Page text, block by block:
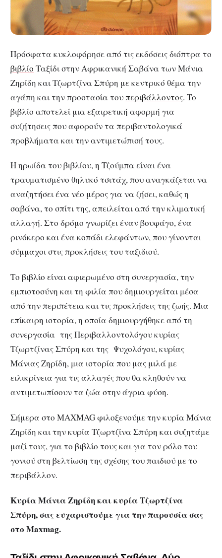
τη
φύση.”
Πρόσφατα κυκλοφόρησε από τις εκδόσεις διόπτρα το
βιβλίο Ταξίδι στην Αφρικανική Σαβάνα των Μάνια
Ζηρίδη και Τζωρτζίνα Σπύρη με κεντρικό θέμα την
αγάπη και την προστασία τουπεριβάλλοντος. Το
βιβλίο αποτελεί μια εξαιρετική αφορμή για
συζήτησεις που αφορούν τα περιβαντολογικά
προβλήματα και την αντιμετώπισή τους.
Η ηρωίδα του βιβλίου, η Τζούμπα είναι ένα
τραυματισμένο θηλυκό τσιτάχ, που αναγκάζεται να
αναζητήσει ένα νέο μέρος για να ζήσει, καθώς η
σαβάνα, το σπίτι της, απειλείται από την κλιματική
αλλαγή. Στο δρόμο γνωρίζει έναν βουφάγο, ένα
ρινόκερο και ένα κοπάδι ελεφάντων, που γίνονται
σύμμαχοι στις προκλήσεις του ταξιδιού.
Το βιβλίο είναι αφιερωμένο στη συνεργασία, την
εμπιστοσύνη και τη φιλία που δημιουργείται μέσα
από την περιπέτεια και τις προκλήσεις της ζωής. Μια
επίκαιρη ιστορία, η οποία δημιουργήθηκε από τη
συνεργασία της Περι­βαλλοντολόγου κυρίας
Τζωρτζίνας Σπύρη και της Ψυχολόγου, κυρίας
Μάνιας Ζηρίδη, μια ιστορία που μας μιλά με
ειλικρίνεια για τις αλλαγές που θα κληθούν να
αντιμετωπίσουν τα ζώα στην άγρια φύση.
Σήμερα στο MAXMAG φιλοξενούμε την κυρία Μάνια
Ζηρίδη και την κυρία Τζωρτζίνα Σπύρη και συζητάμε
μαζί τους, για το βιβλίο τους και για τον ρόλο του
γονιού στη βελτίωση της σχέσης του παιδιού με το
περιβάλλον.
Κυρία Μάνια Ζηρίδη και κυρία Τζωρτζίνα
Σπύρη, σας ευχαριστούμε για την παρουσία σας
στο Maxmag.